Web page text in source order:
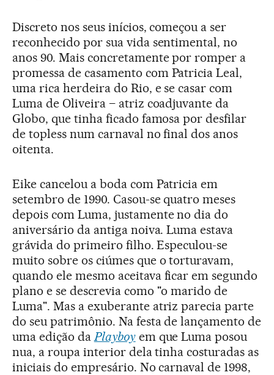
Discreto nos seus inícios, começou a ser
reconhecido por sua vida sentimental, no
anos 90. Mais concretamente por romper a
promessa de casamento com Patricia Leal,
uma rica herdeira do Rio, e se casar com
Luma de Oliveira – atriz coadjuvante da
Globo, que tinha ficado famosa por desfilar
de topless num carnaval no final dos anos
oitenta.
Eike cancelou a boda com Patricia em
setembro de 1990. Casou-se quatro meses
depois com Luma, justamente no dia do
aniversário da antiga noiva. Luma estava
grávida do primeiro filho. Especulou-se
muito sobre os ciúmes que o torturavam,
quando ele mesmo aceitava ficar em segundo
plano e se descrevia como "o marido de
Luma". Mas a exuberante atriz parecia parte
do seu patrimônio. Na festa de lançamento de
uma edição daPlayboyem que Luma posou
nua, a roupa interior dela tinha costuradas as
iniciais do empresário. No carnaval de 1998,